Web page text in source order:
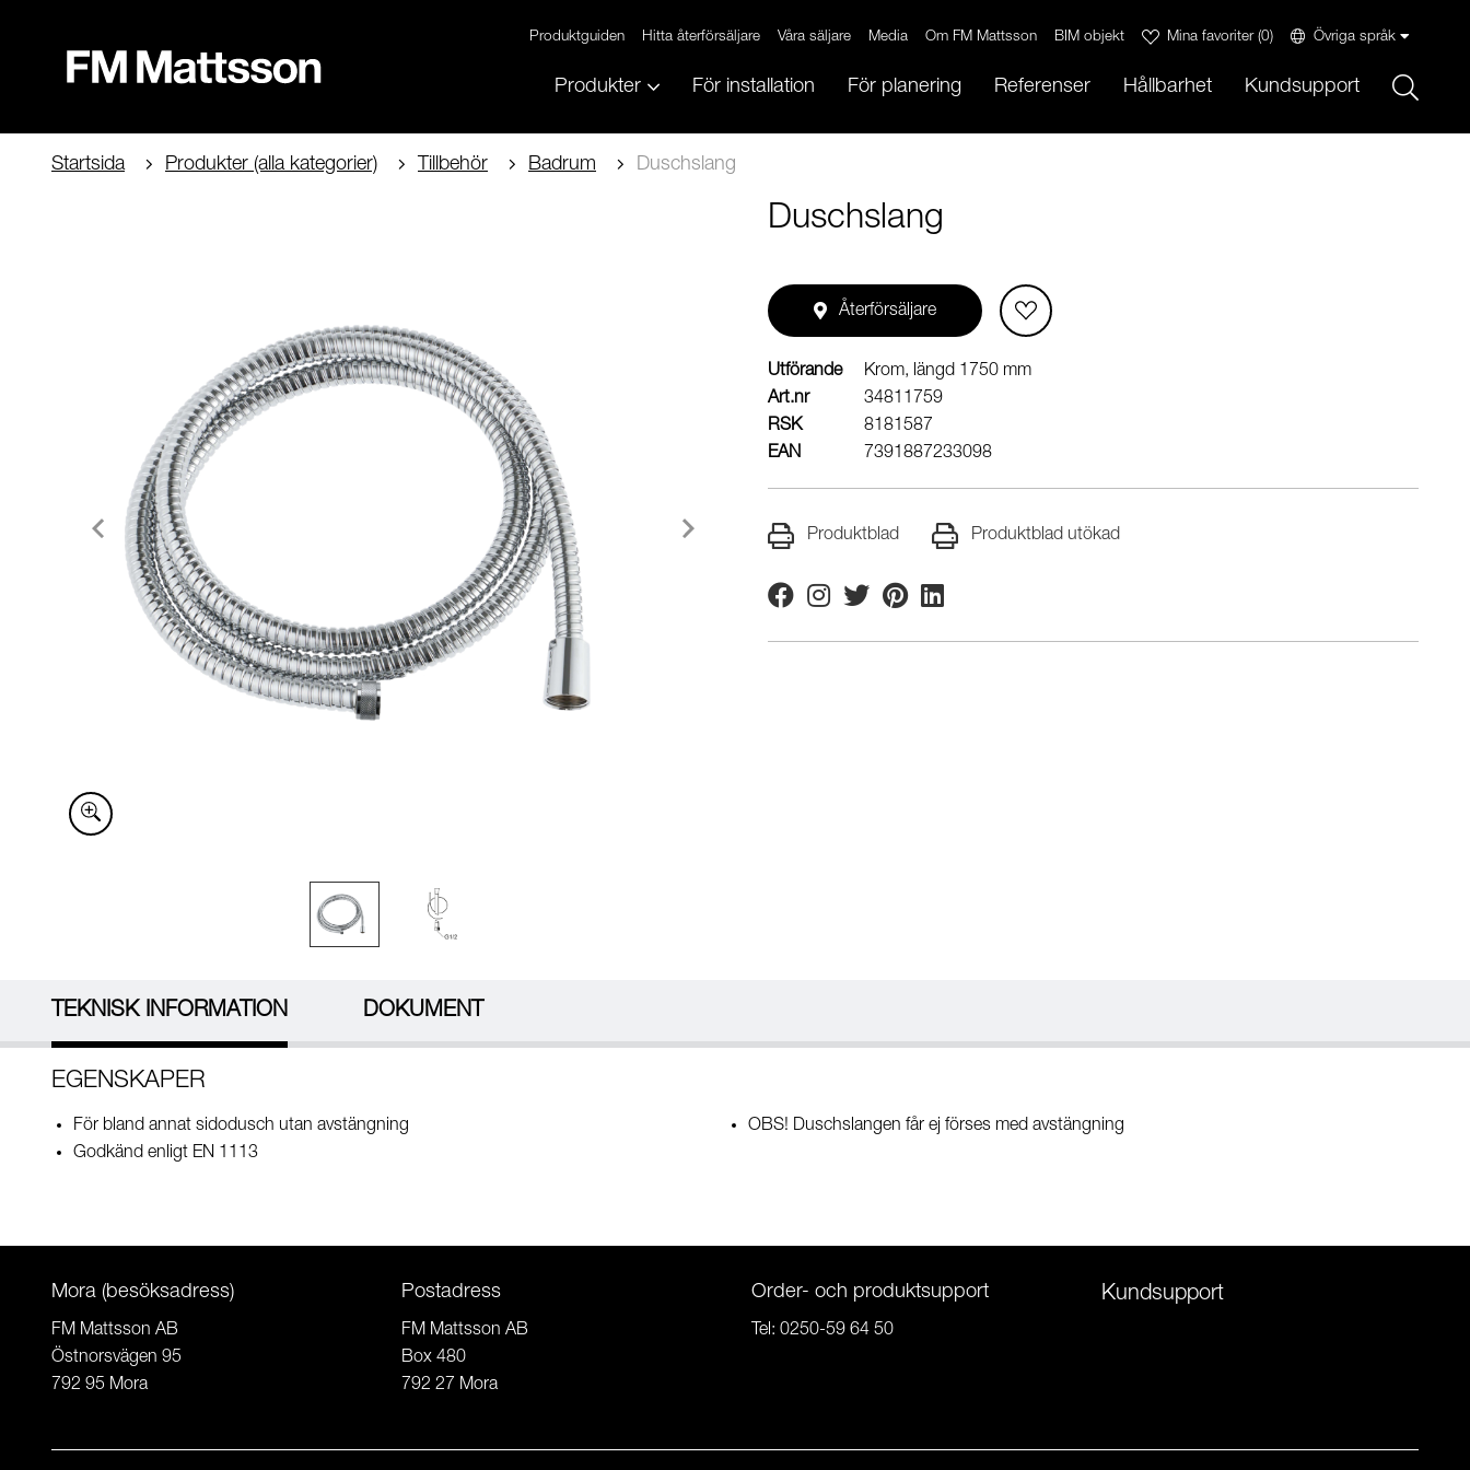
Produktguiden Hitta återförsäljare Våra säljare Media Om FM Mattsson BIM objekt Mina favoriter(0) Övriga språk
Produkter För installation För planering Referenser Hållbarhet Kundsupport
Startsida Produkter (alla kategorier) Tillbehör Badrum Duschslang
Duschslang
Återförsäljare
Utförande
Krom, längd 1750 mm
Art.nr
34811759
RSK
8181587
EAN
7391887233098
Produktblad Produktblad utökad
FacebookInstagram
TwitterPinterestLinkedin
TEKNISK INFORMATION DOKUMENT
EGENSKAPER
För bland annat sidodusch utan avstängning
Godkänd enligt EN 1113
OBS! Duschslangen får ej förses med avstängning
Mora (besöksadress)
FM Mattsson AB
Östnorsvägen 95
792 95 Mora
Postadress
FM Mattsson AB
Box 480
792 27 Mora
Order- och produktsupport
Tel: 0250-59 64 50
Kundsupport